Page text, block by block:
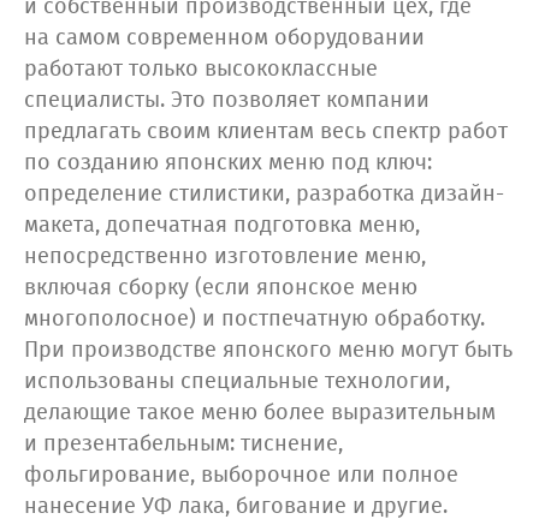
на самом современном оборудовании
работают только высококлассные
специалисты. Это позволяет компании
предлагать своим клиентам весь спектр работ
по созданию японских меню под ключ:
определение стилистики, разработка дизайн-
макета, допечатная подготовка меню,
непосредственно изготовление меню,
включая сборку (если японское меню
многополосное) и постпечатную обработку.
При производстве японского меню могут быть
использованы специальные технологии,
делающие такое меню более выразительным
и презентабельным: тиснение,
фольгирование, выборочное или полное
нанесение УФ лака, бигование и другие.